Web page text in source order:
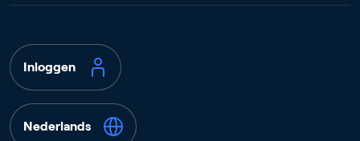
Inloggen
Nederlands